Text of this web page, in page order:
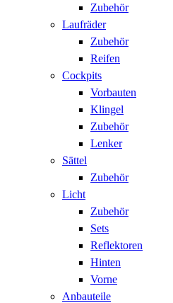
Zubehör
Laufräder
Zubehör
Reifen
Cockpits
Vorbauten
Klingel
Zubehör
Lenker
Sättel
Zubehör
Licht
Zubehör
Sets
Reflektoren
Hinten
Vorne
Anbauteile